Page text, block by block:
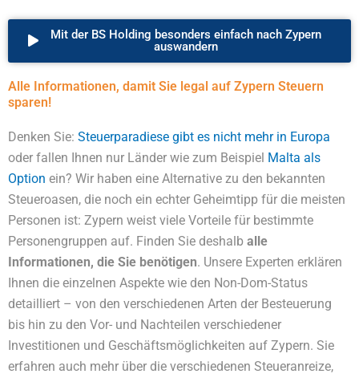
Mit der BS Holding besonders einfach nach Zypern
auswandern
Alle Informationen, damit Sie legal auf Zypern Steuern
sparen!
Denken Sie: Steuerparadiese gibt es nicht mehr in Europa
oder fallen Ihnen nur Länder wie zum Beispiel Malta als
Option ein? Wir haben eine Alternative zu den bekannten
Steueroasen, die noch ein echter Geheimtipp für die meisten
Personen ist: Zypern weist viele Vorteile für bestimmte
Personengruppen auf. Finden Sie deshalb alle
Informationen, die Sie benötigen. Unsere Experten erklären
Ihnen die einzelnen Aspekte wie den Non-Dom-Status
detailliert – von den verschiedenen Arten der Besteuerung
bis hin zu den Vor- und Nachteilen verschiedener
Investitionen und Geschäftsmöglichkeiten auf Zypern. Sie
erfahren auch mehr über die verschiedenen Steueranreize,